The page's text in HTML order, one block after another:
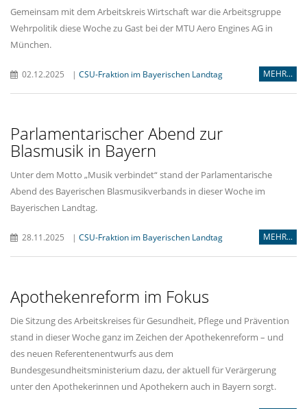
Gemeinsam mit dem Arbeitskreis Wirtschaft war die Arbeitsgruppe
Wehrpolitik diese Woche zu Gast bei der MTU Aero Engines AG in
München.
02.12.2025 | CSU-Fraktion im Bayerischen Landtag MEHR...
Parlamentarischer Abend zur
Blasmusik in Bayern
Unter dem Motto „Musik verbindet“ stand der Parlamentarische
Abend des Bayerischen Blasmusikverbands in dieser Woche im
Bayerischen Landtag.
28.11.2025 | CSU-Fraktion im Bayerischen Landtag MEHR...
Apothekenreform im Fokus
Die Sitzung des Arbeitskreises für Gesundheit, Pflege und Prävention
stand in dieser Woche ganz im Zeichen der Apothekenreform – und
des neuen Referentenentwurfs aus dem
Bundesgesundheitsministerium dazu, der aktuell für Verärgerung
unter den Apothekerinnen und Apothekern auch in Bayern sorgt.